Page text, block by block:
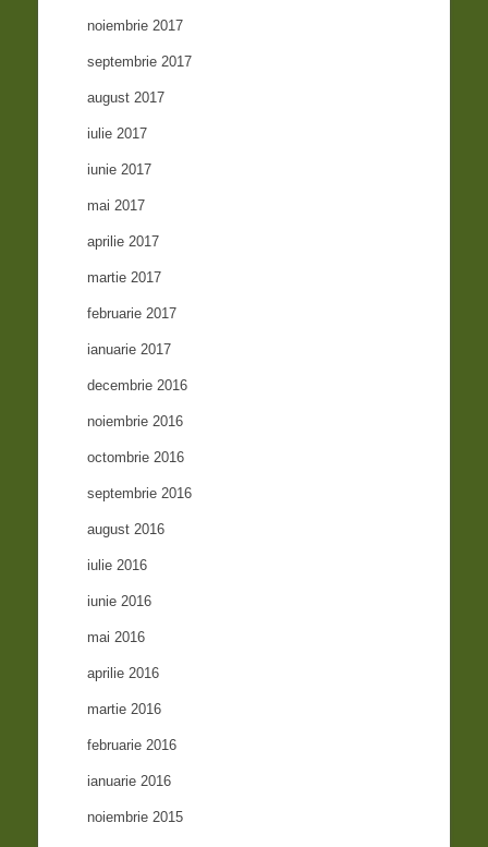
noiembrie 2017
septembrie 2017
august 2017
iulie 2017
iunie 2017
mai 2017
aprilie 2017
martie 2017
februarie 2017
ianuarie 2017
decembrie 2016
noiembrie 2016
octombrie 2016
septembrie 2016
august 2016
iulie 2016
iunie 2016
mai 2016
aprilie 2016
martie 2016
februarie 2016
ianuarie 2016
noiembrie 2015